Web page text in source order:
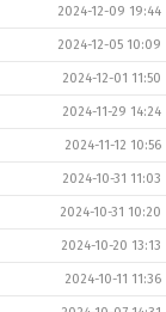
2024-12-09 19:44
2024-12-05 10:09
2024-12-01 11:50
2024-11-29 14:24
2024-11-12 10:56
2024-10-31 11:03
2024-10-31 10:20
2024-10-20 13:13
2024-10-11 11:36